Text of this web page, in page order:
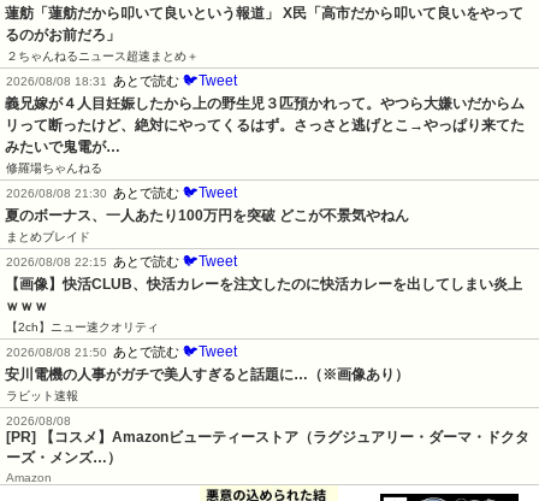
蓮舫「蓮舫だから叩いて良いという報道」 X民「高市だから叩いて良いをやって
るのがお前だろ」
２ちゃんねるニュース超速まとめ＋
2026/08/08 18:31
あとで読む 🐦Tweet
義兄嫁が４人目妊娠したから上の野生児３匹預かれって。やつら大嫌いだからム
リって断ったけど、絶対にやってくるはず。さっさと逃げとこ→やっぱり来てた
みたいで鬼電が…
修羅場ちゃんねる
2026/08/08 21:30
あとで読む 🐦Tweet
夏のボーナス、一人あたり100万円を突破 どこが不景気やねん
まとめブレイド
2026/08/08 22:15
あとで読む 🐦Tweet
【画像】快活CLUB、快活カレーを注文したのに快活カレーを出してしまい炎上
ｗｗｗ
【2ch】ニュー速クオリティ
2026/08/08 21:50
あとで読む 🐦Tweet
安川電機の人事がガチで美人すぎると話題に…（※画像あり）
ラビット速報
2026/08/08
[PR] 【コスメ】Amazonビューティーストア（ラグジュアリー・ダーマ・ドクタ
ーズ・メンズ…）
Amazon